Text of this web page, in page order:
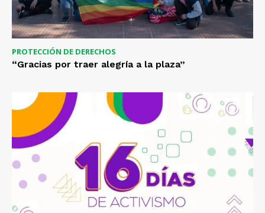
PROTECCIÓN DE DERECHOS
“Gracias por traer alegría a la plaza”